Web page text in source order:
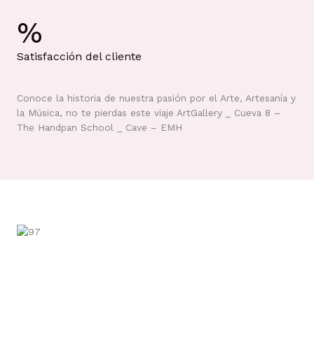
%
Satisfacción del cliente
Conoce la historia de nuestra pasión por el Arte, Artesanía y
la Música, no te pierdas este viaje ArtGallery _ Cueva 8 –
The Handpan School _ Cave – EMH